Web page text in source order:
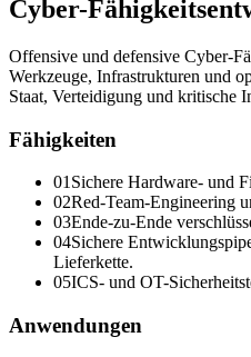
Cyber-
Offensive und defensive Cyber-
Werkzeuge, Infrastrukturen und
Staat, Verteidigung und kritische
Fähigkeiten
01Sichere Hardware- und
02Red-Team-Engineering
03Ende-zu-Ende
04Sichere
Lieferkette.
05ICS- und OT-
Anwendungen